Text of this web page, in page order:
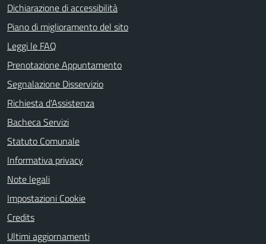
Dichiarazione di accessibilità
Piano di miglioramento del sito
Leggi le FAQ
Prenotazione Appuntamento
Segnalazione Disservizio
Richiesta d'Assistenza
Bacheca Servizi
Statuto Comunale
Informativa privacy
Note legali
Impostazioni Cookie
Credits
Ultimi aggiornamenti